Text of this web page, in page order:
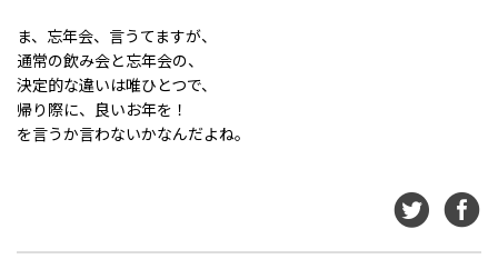
ま、忘年会、言うてますが、
通常の飲み会と忘年会の、
決定的な違いは唯ひとつで、
帰り際に、良いお年を！
を言うか言わないかなんだよね。